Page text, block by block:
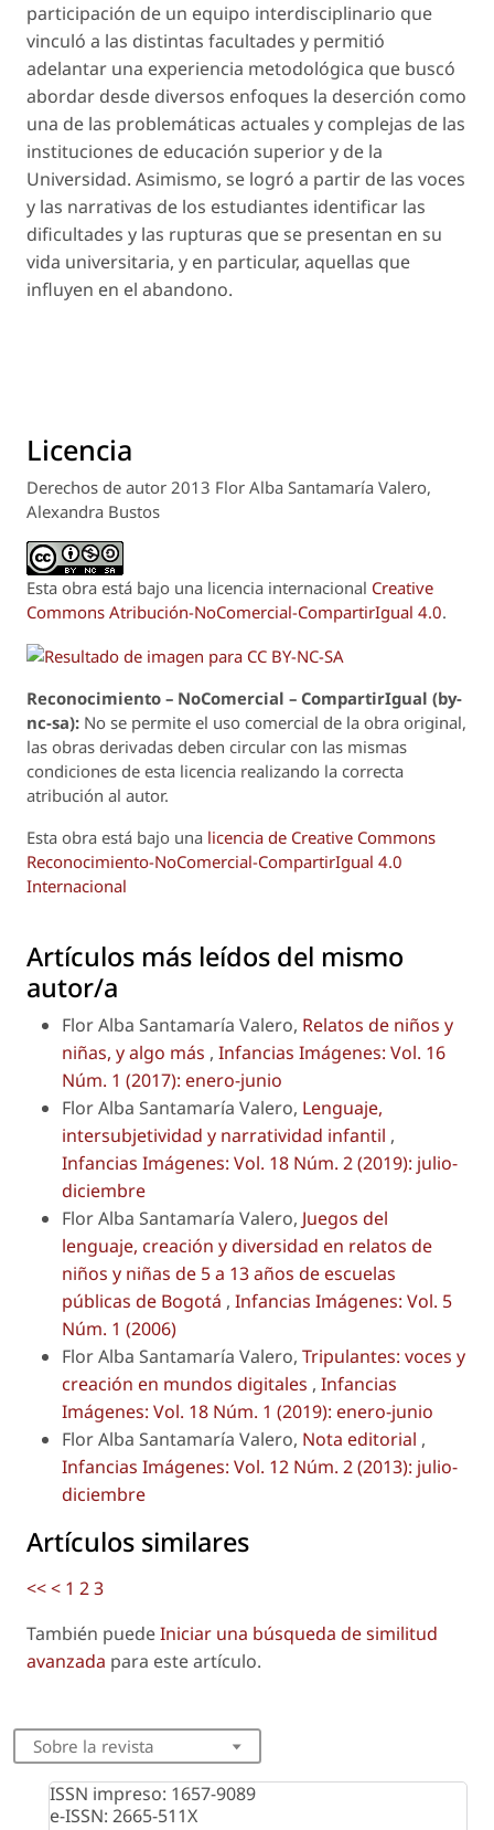
participación de un equipo interdisciplinario que
vinculó a las distintas facultades y permitió
adelantar una experiencia metodológica que buscó
abordar desde diversos enfoques la deserción como
una de las problemáticas actuales y complejas de las
instituciones de educación superior y de la
Universidad. Asimismo, se logró a partir de las voces
y las narrativas de los estudiantes identificar las
dificultades y las rupturas que se presentan en su
vida universitaria, y en particular, aquellas que
influyen en el abandono.
Licencia
Derechos de autor 2013 Flor Alba Santamaría Valero,
Alexandra Bustos
Esta obra está bajo una licencia internacional Creative
Commons Atribución-NoComercial-CompartirIgual 4.0.
Reconocimiento – NoComercial – CompartirIgual (by-
nc-sa): No se permite el uso comercial de la obra original,
las obras derivadas deben circular con las mismas
condiciones de esta licencia realizando la correcta
atribución al autor.
Esta obra está bajo una licencia de Creative Commons
Reconocimiento-NoComercial-CompartirIgual 4.0
Internacional
Artículos más leídos del mismo
autor/a
Flor Alba Santamaría Valero, Relatos de niños y
niñas, y algo más , Infancias Imágenes: Vol. 16
Núm. 1 (2017): enero-junio
Flor Alba Santamaría Valero, Lenguaje,
intersubjetividad y narratividad infantil ,
Infancias Imágenes: Vol. 18 Núm. 2 (2019): julio-
diciembre
Flor Alba Santamaría Valero, Juegos del
lenguaje, creación y diversidad en relatos de
niños y niñas de 5 a 13 años de escuelas
públicas de Bogotá , Infancias Imágenes: Vol. 5
Núm. 1 (2006)
Flor Alba Santamaría Valero, Tripulantes: voces y
creación en mundos digitales , Infancias
Imágenes: Vol. 18 Núm. 1 (2019): enero-junio
Flor Alba Santamaría Valero, Nota editorial ,
Infancias Imágenes: Vol. 12 Núm. 2 (2013): julio-
diciembre
Artículos similares
<<< 1 23
También puedeIniciar una búsqueda de similitud
avanzada para este artículo.
Sobre la revista
ISSN impreso: 1657-9089
e-ISSN: 2665-511X